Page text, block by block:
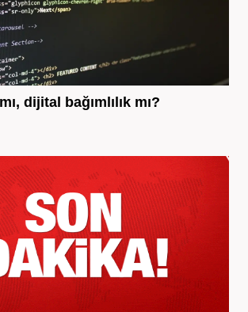
dijital bağımlılık mı?